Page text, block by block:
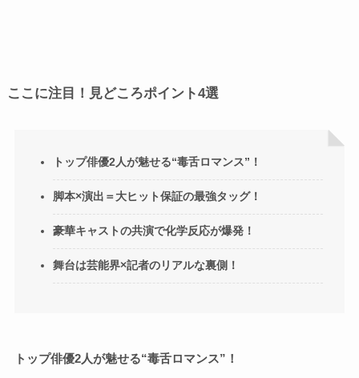
ここに注目！見どころポイント4選
トップ俳優2人が魅せる“毒舌ロマンス”！
脚本×演出＝大ヒット保証の最強タッグ！
豪華キャストの共演で化学反応が爆発！
舞台は芸能界×記者のリアルな裏側！
トップ俳優2人が魅せる“毒舌ロマンス”！